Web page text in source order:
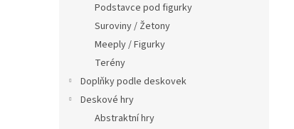
Podstavce pod figurky
Suroviny / Žetony
Meeply / Figurky
Terény
Doplňky podle deskovek
Deskové hry
Abstraktní hry